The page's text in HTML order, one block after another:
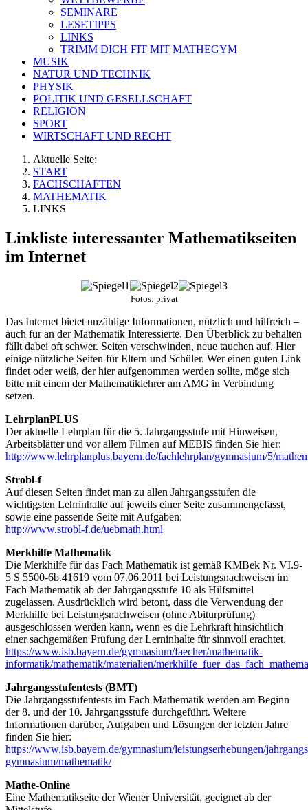
SEMINARE
LESETIPPS
LINKS
TRIMM DICH FIT MIT MATHEGYM
MUSIK
NATUR UND TECHNIK
PHYSIK
POLITIK UND GESELLSCHAFT
RELIGION
SPORT
WIRTSCHAFT UND RECHT
Aktuelle Seite:
START
FACHSCHAFTEN
MATHEMATIK
LINKS
Linkliste interessanter Mathematikseiten
im Internet
Fotos: privat
Das Internet bietet unzählige Informationen, nützlich und hilfreich –
auch für an der Mathematik Interessierte. Den Überblick zu behalten
fällt dabei oft schwer. Seiten verschwinden, neue tauchen auf. Hier
einige nützliche Seiten für Eltern und Schüler. Wer einen guten Link
findet oder weiß, der hier aufgenommen werden sollte, möge sich
bitte mit einem der Mathematiklehrer am AMG in Verbindung
setzen.
LehrplanPLUS
Der aktuelle Lehrplan für die 5. Jahrgangsstufe mit Hinweisen,
Arbeitsblätter und vor allem Filmen auf MEBIS finden Sie hier:
http://www.lehrplanplus.bayern.de/fachlehrplan/gymnasium/5/
Strobl-f
Auf diesen Seiten findet man zu allen Jahrgangsstufen die
wichtigsten Lehrinhalte auf jeweils einer Seite zusammengefasst,
sowie eine passende Seite mit Aufgaben:
http://www.strobl-f.de/uebmath.html
Merkhilfe Mathematik
Die Merkhilfe für das Fach Mathematik ist gemäß KMBek Nr. VI.9-
5 S 5500-6b.41619 vom 07.06.2011 bei Leistungsnachweisen im
Fach Mathematik ab der Jahrgangsstufe 10 als Hilfsmittel
zugelassen. Ausdrücklich wird betont, dass die Verwendung der
Merkhilfe bei Leistungsnachweisen (ohne Abiturprüfung)
ausgeschlossen werden kann, wenn es die Lehrkraft hinsichtlich
einer sachgemäßen Prüfung der Lerninhalte für sinnvoll erachtet.
https://www.isb.bayern.de/gymnasium/faecher/mathematik-
informatik/mathematik/materialien/
Jahrgangsstufentests (BMT)
Die Jahrgangsstufentests im Fach Mathematik werden am Beginn
der 8. und der 10. Jahrgangsstufe durchgeführt. Weitere
Informationen darüber, Aufgaben und Lösungen der letzten Jahre
finden Sie hier:
https://www.isb.bayern.de/gymnasium/leistungserhebungen/
gymnasium/mathematik/
Mathe-Online
Eine Mathematikseite der Wiener Universität, geeignet ab der